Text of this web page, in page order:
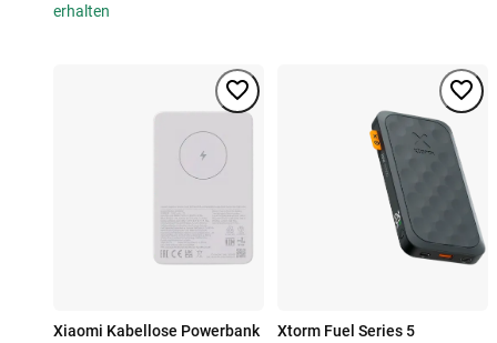
erhalten
Xiaomi Kabellose Powerbank
Xtorm Fuel Series 5